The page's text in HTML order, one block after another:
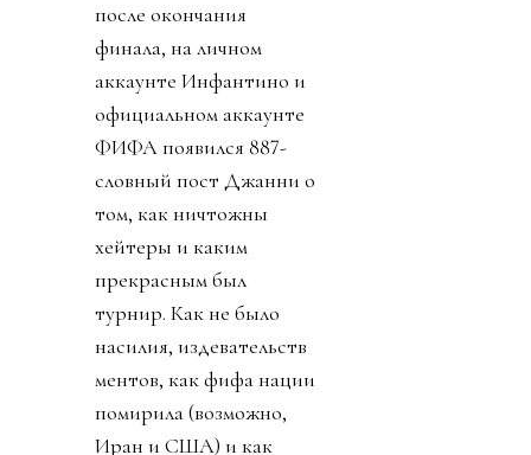
после окончания
финала, на личном
аккаунте Инфантино и
официальном аккаунте
ФИФА появился 887-
словный пост Джанни о
том, как ничтожны
хейтеры и каким
прекрасным был
турнир. Как не было
насилия, издевательств
ментов, как фифа нации
помирила (возможно,
Иран и США) и как